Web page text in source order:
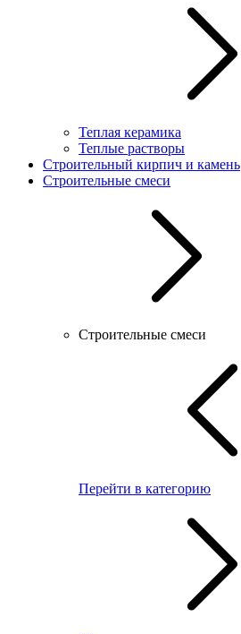
Теплая керамика
Теплые растворы
Строительный кирпич и камень
Строительные смеси
Строительные смеси
Перейти в категорию